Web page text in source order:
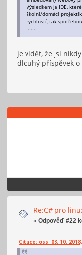
Výsledkem je IDE,
školní/domácí
rychlostí, tak
.......
je vidět, že jsi nikdy
dlouhý příspěvek o
Re:C# pro
« Odpověď #22
Citace: oss 08. 10.